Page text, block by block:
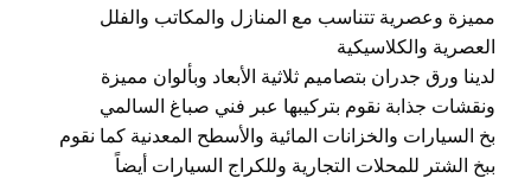
مميزة وعصرية تتناسب مع المنازل والمكاتب والفلل
العصرية والكلاسيكية
لدينا ورق جدران بتصاميم ثلاثية الأبعاد وبألوان مميزة
ونقشات جذابة نقوم بتركيبها عبر فني صباغ السالمي
بخ السيارات والخزانات المائية والأسطح المعدنية كما نقوم
ببخ الشتر للمحلات التجارية وللكراج السيارات أيضاً